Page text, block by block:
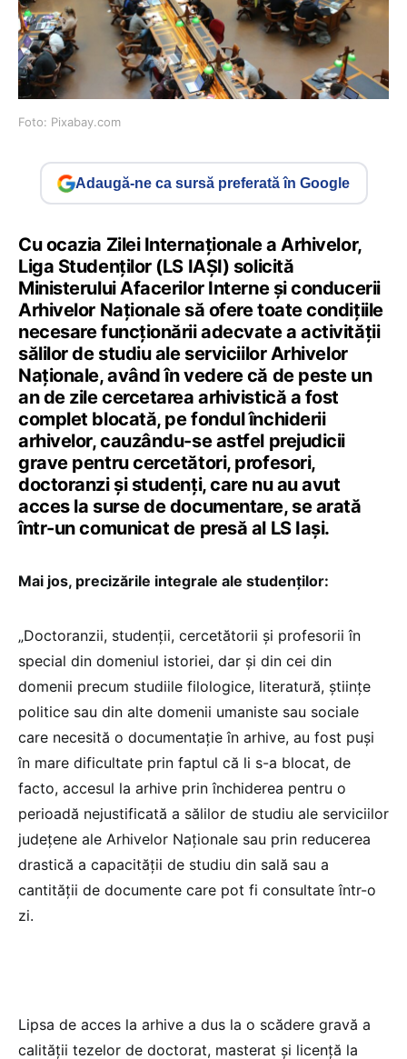
Foto: Pixabay.com
Adaugă-ne ca sursă preferată în Google
Cu ocazia Zilei Internaționale a Arhivelor,
Liga Studenților (LS IAȘI) solicită
Ministerului Afacerilor Interne și conducerii
Arhivelor Naționale să ofere toate condițiile
necesare funcționării adecvate a activității
sălilor de studiu ale serviciilor Arhivelor
Naționale, având în vedere că de peste un
an de zile cercetarea arhivistică a fost
complet blocată, pe fondul închiderii
arhivelor, cauzându-se astfel prejudicii
grave pentru cercetători, profesori,
doctoranzi și studenți, care nu au avut
acces la surse de documentare, se arată
într-un comunicat de presă al LS Iași.
Mai jos, precizările integrale ale studenților:
„Doctoranzii, studenții, cercetătorii și profesorii în
special din domeniul istoriei, dar și din cei din
domenii precum studiile filologice, literatură, științe
politice sau din alte domenii umaniste sau sociale
care necesită o documentație în arhive, au fost puși
în mare dificultate prin faptul că li s-a blocat, de
facto, accesul la arhive prin închiderea pentru o
perioadă nejustificată a sălilor de studiu ale serviciilor
județene ale Arhivelor Naționale sau prin reducerea
drastică a capacității de studiu din sală sau a
cantității de documente care pot fi consultate într-o
zi.
Lipsa de acces la arhive a dus la o scădere gravă a
calității tezelor de doctorat, masterat și licență la